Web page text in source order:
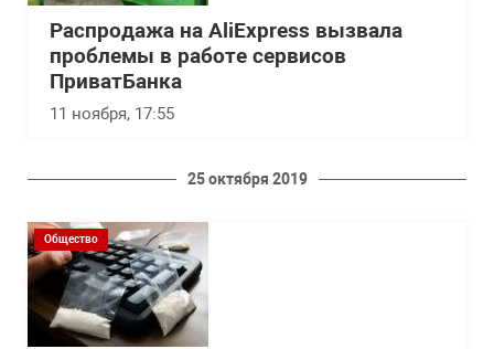
Распродажа на AliExpress вызвала
проблемы в работе сервисов
ПриватБанка
11 ноября, 17:55
25 октября 2019
Общество